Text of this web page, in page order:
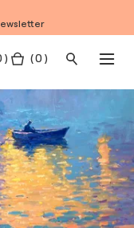
) ( 0 )